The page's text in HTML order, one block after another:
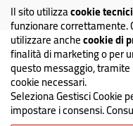
Il sito utilizzacookie tecnici
funzionare correttamente.
utilizzare anchecookie di
finalità di marketing o per
questo messaggio,
cookie necessari.
Seleziona Gestisci Cookie
impostare i consensi.